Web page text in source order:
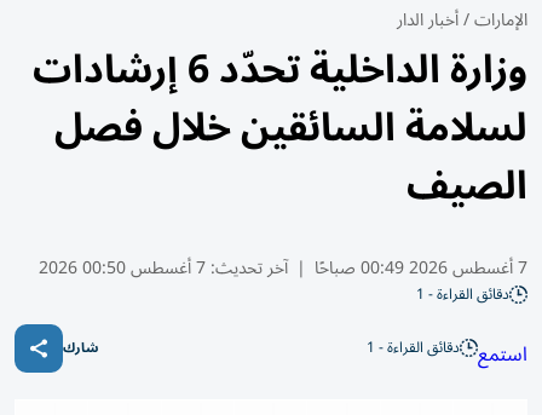
الإمارات/أخبار الدار
وزارة الداخلية تحدّد 6 إرشادات
لسلامة السائقين خلال فصل
الصيف
7 أغسطس 2026 00:49 صباحًا | آخر تحديث:7 أغسطس 00:50 2026
دقائق القراءة - 1
استمع دقائق القراءة - 1 شارك